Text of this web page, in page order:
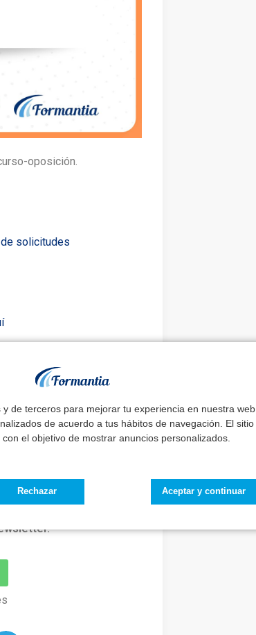
y de terceros para mejorar tu experiencia en nuestra web
de acuerdo a tus hábitos de navegación. El sitio
el objetivo de mostrar anuncios personalizados.
Aceptar y continuar
Rechazar
oposición.
de solicitudes
renunciar a tu vida.
el trabajo de tu vida sin
Llamada
proceso y de las